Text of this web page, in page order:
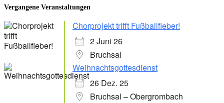
Vergangene Veranstaltungen
Chorprojekt trifft Fußballfieber!
2 Juni 26
Bruchsal
Weihnachtsgottesdienst
26 Dez. 25
Bruchsal – Obergrombach